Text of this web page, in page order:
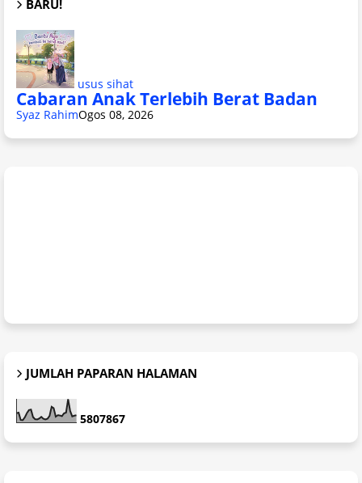
BARU!
usus sihat
Cabaran Anak Terlebih Berat Badan
Syaz RahimOgos 08, 2026
JUMLAH PAPARAN HALAMAN
5807867